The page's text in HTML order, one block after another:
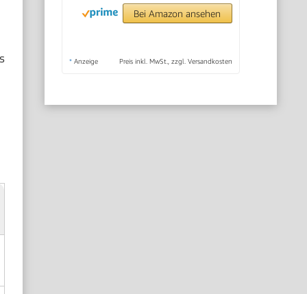
Bei Amazon ansehen
* Anzeige Preis inkl. MwSt., zzgl. Versandkosten